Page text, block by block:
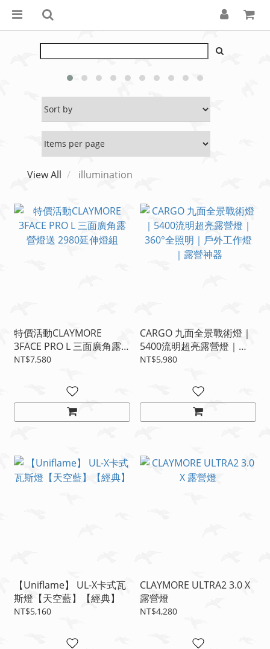
View All illumination
特價活動CLAYMORE
3FACE PRO L 三面廣角露
營燈送 2980延伸燈組
NT$7,580
CARGO 九面全景戰術燈｜
5400流明超亮露營燈｜
360°全照明｜戶外工作燈
NT$5,980
【Uniflame】 UL-X卡式瓦
斯燈【天空藍】【經典】
NT$5,160
CLAYMORE ULTRA2 3.0 X
露營燈
NT$4,280